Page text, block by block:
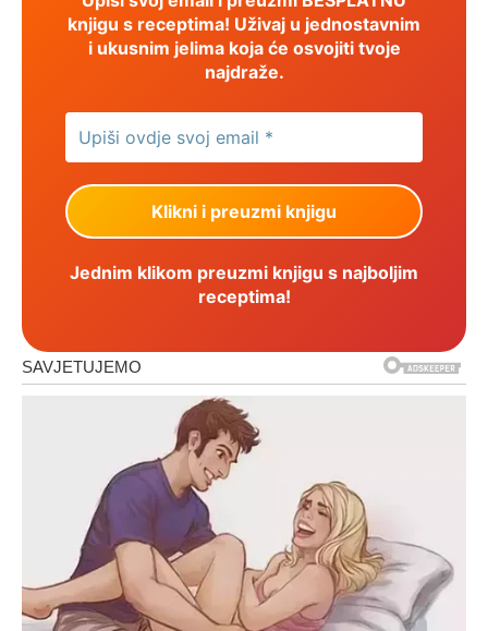
knjigu s receptima! Uživaj u jednostavnim
i ukusnim jelima koja će osvojiti tvoje
najdraže.
Jednim klikom preuzmi knjigu s najboljim
receptima!